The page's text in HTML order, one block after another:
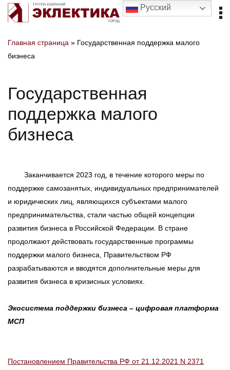
Главная страница » Государственная поддержка малого
бизнеса
Государственная
поддержка малого
бизнеса
Заканчивается 2023 год, в течение которого меры по
поддержке самозанятых, индивидуальных предпринимателей
и юридических лиц, являющихся субъектами малого
предпринимательства, стали частью общей концепции
развития бизнеса в Российской Федерации. В стране
продолжают действовать государственные программы
поддержки малого бизнеса, Правительством РФ
разрабатываются и вводятся дополнительные меры для
развития бизнеса в кризисных условиях.
Экосистема поддержки бизнеса – цифровая платформа
МСП
Постановлением Правительства РФ от 21.12.2021 N 2371
Русский